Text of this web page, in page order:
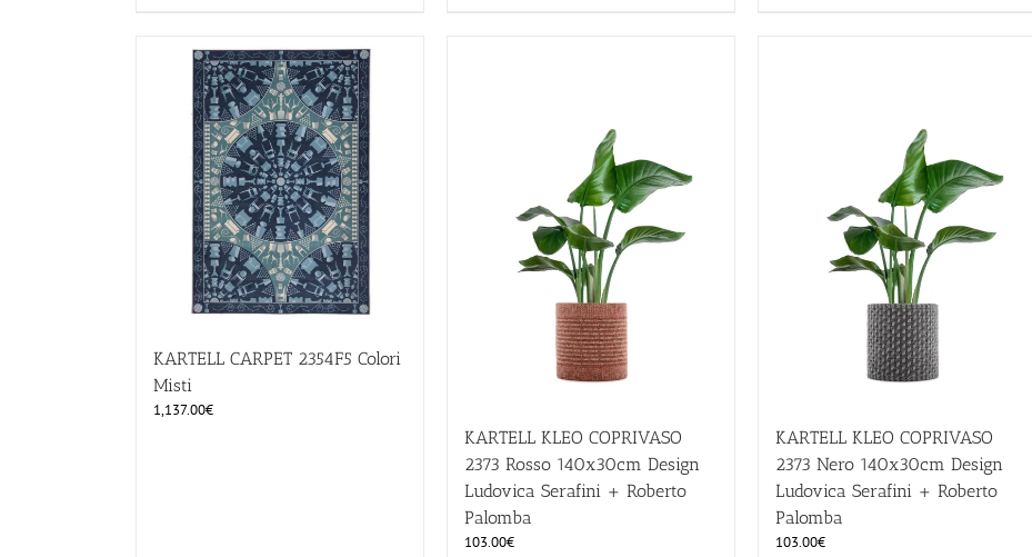
KARTELL CARPET 2354F5 Colori
Misti
1,137.00€
KARTELL KLEO COPRIVASO
2373 Rosso 140x30cm Design
Ludovica Serafini + Roberto
Palomba
103.00€
KARTELL KLEO COPRIVASO
2373 Nero 140x30cm Design
Ludovica Serafini + Roberto
Palomba
103.00€